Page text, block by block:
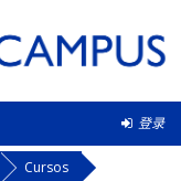
登录
Cursos